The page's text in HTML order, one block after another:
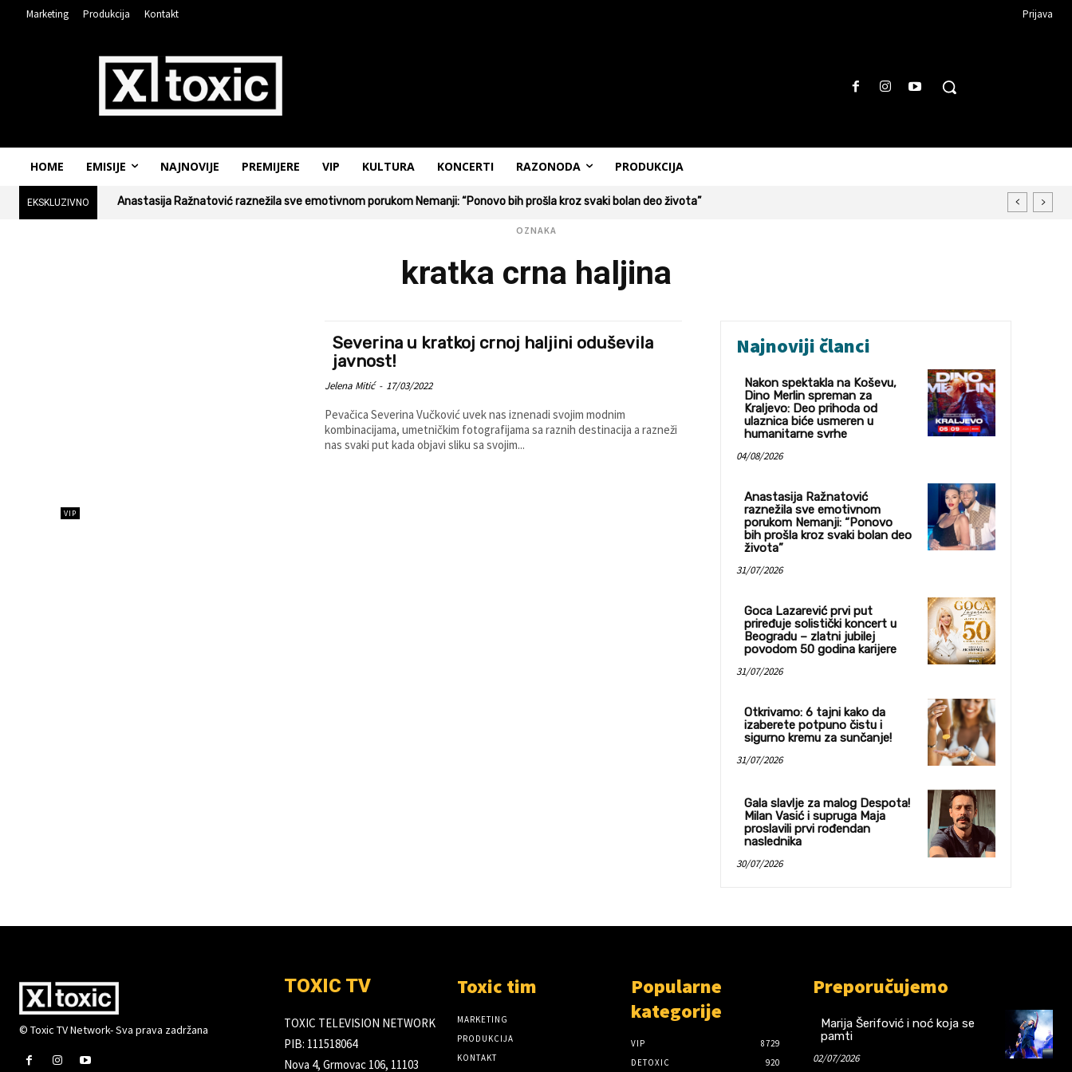
Marketing Produkcija Kontakt Prijava
HOME EMISIJE NAJNOVIJE PREMIJERE VIP KULTURA KONCERTI RAZONODA PRODUKCIJA
EKSKLUZIVNO Anastasija Ražnatović raznežila sve emotivnom porukom Nemanji: “Ponovo bih prošla kroz svaki bolan deo života”
OZNAKA
kratka crna haljina
VIP
Severina u kratkoj crnoj haljini oduševila
javnost!
Jelena Mitić - 17/03/2022
Pevačica Severina Vučković uvek nas iznenadi svojim modnim
kombinacijama, umetničkim fotografijama sa raznih destinacija a razneži
nas svaki put kada objavi sliku sa svojim...
Najnoviji članci
Nakon spektakla na Koševu,
Dino Merlin spreman za
Kraljevo: Deo prihoda od
ulaznica biće usmeren u
humanitarne svrhe
04/08/2026
Anastasija Ražnatović
raznežila sve emotivnom
porukom Nemanji: “Ponovo
bih prošla kroz svaki bolan deo
života”
31/07/2026
Goca Lazarević prvi put
priređuje solistički koncert u
Beogradu – zlatni jubilej
povodom 50 godina karijere
31/07/2026
Otkrivamo: 6 tajni kako da
izaberete potpuno čistu i
sigurno kremu za sunčanje!
31/07/2026
Gala slavlje za malog Despota!
Milan Vasić i supruga Maja
proslavili prvi rođendan
naslednika
30/07/2026
© Toxic TV Network- Sva prava zadržana
TOXIC TV
TOXIC TELEVISION NETWORK
PIB: 111518064
Nova 4, Grmovac 106, 11103
Toxic tim
MARKETING
PRODUKCIJA
KONTAKT
Popularne
kategorije
VIP
8729
DETOXIC
920
Preporučujemo
Marija Šerifović i noć koja se
pamti
02/07/2026